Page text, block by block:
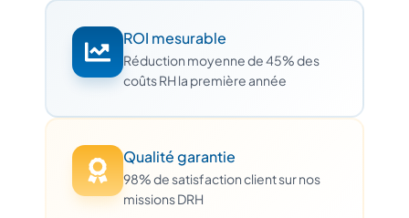
ROI mesurable
Réduction moyenne de 45% des
coûts RH la première année
Qualité garantie
98% de satisfaction client sur nos
missions DRH